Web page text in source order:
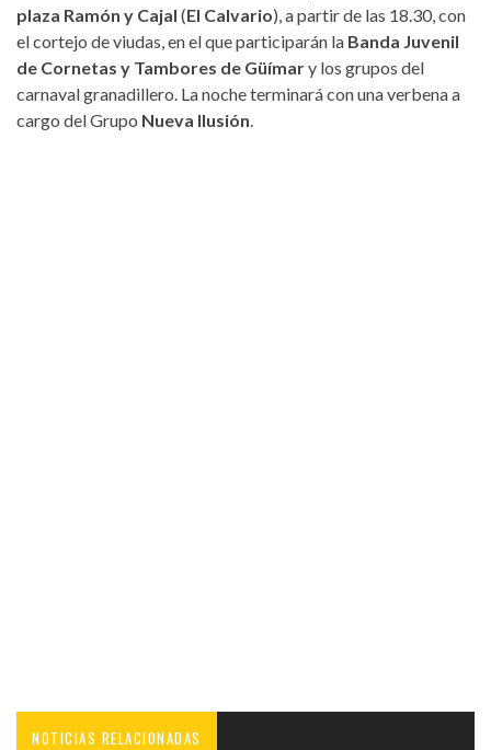
plaza Ramón y Cajal (El Calvario), a partir de las 18.30, con
el cortejo de viudas, en el que participarán la Banda Juvenil
de Cornetas y Tambores de Güímary los grupos del
carnaval granadillero. La noche terminará con una verbena a
cargo del Grupo Nueva Ilusión.
NOTICIAS RELACIONADAS